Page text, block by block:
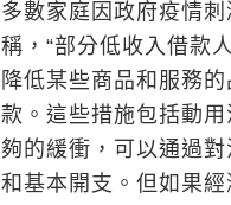
多數家庭因政府疫情
稱，“部分低收入借款
降低某些商品和服務
款。這些措施包括動
夠的緩衝，可以通過
和基本開支。但如果